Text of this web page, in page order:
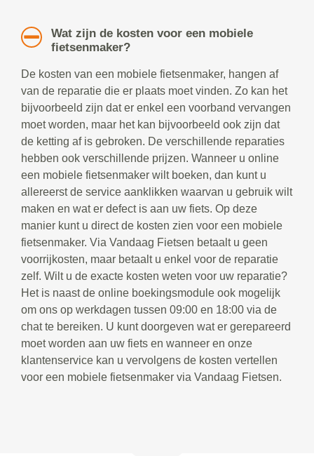
Wat zijn de kosten voor een mobiele
fietsenmaker?
De kosten van een mobiele fietsenmaker, hangen af
van de reparatie die er plaats moet vinden. Zo kan het
bijvoorbeeld zijn dat er enkel een voorband vervangen
moet worden, maar het kan bijvoorbeeld ook zijn dat
de ketting af is gebroken. De verschillende reparaties
hebben ook verschillende prijzen. Wanneer u online
een mobiele fietsenmaker wilt boeken, dan kunt u
allereerst de service aanklikken waarvan u gebruik wilt
maken en wat er defect is aan uw fiets. Op deze
manier kunt u direct de kosten zien voor een mobiele
fietsenmaker. Via Vandaag Fietsen betaalt u geen
voorrijkosten, maar betaalt u enkel voor de reparatie
zelf. Wilt u de exacte kosten weten voor uw reparatie?
Het is naast de online boekingsmodule ook mogelijk
om ons op werkdagen tussen 09:00 en 18:00 via de
chat te bereiken. U kunt doorgeven wat er gerepareerd
moet worden aan uw fiets en wanneer en onze
klantenservice kan u vervolgens de kosten vertellen
voor een mobiele fietsenmaker via Vandaag Fietsen.